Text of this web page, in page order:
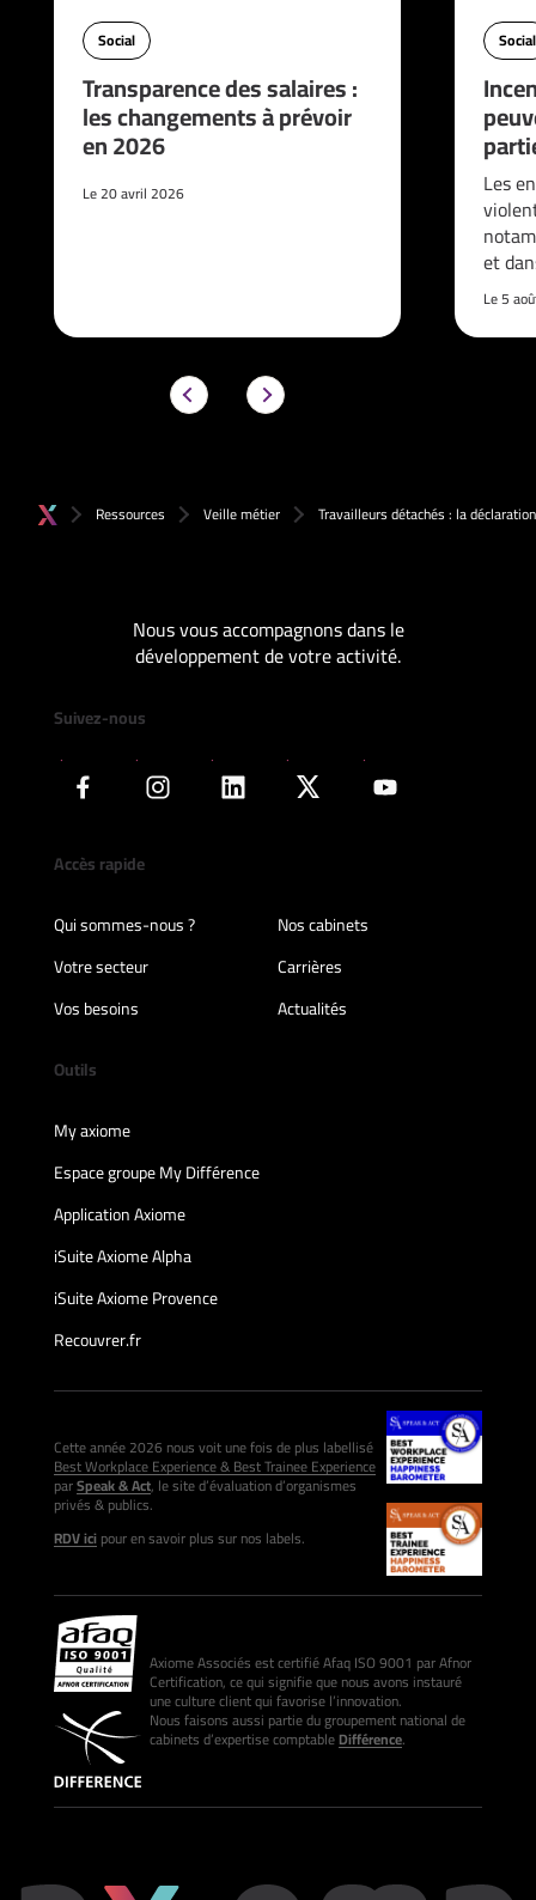
Social
Transparence des salaires :
les changements à prévoir
en 2026
Le 20 avril 2026
Social
Les
et
Le 5
Ressources Veille métier Travailleurs détachés : la
Nous vous accompagnons dans le
développement de votre activité.
Suivez-nous
Accès rapide
Qui sommes-nous ?
Nos cabinets
Votre secteur
Carrières
Vos besoins
Actualités
Outils
My axiome
Espace groupe My Différence
Application Axiome
iSuite Axiome Alpha
iSuite Axiome Provence
Recouvrer.fr
Cette année 2026 nous voit une fois de plus labellisé
Best Workplace Experience & Best Trainee Experience
parSpeak & Act, le site d’évaluation d’organismes
privés & publics.
RDV icipour en savoir plus sur nos labels.
Axiome Associés est certifié Afaq ISO 9001 par Afnor
Certification, ce qui signifie que nous avons instauré
une culture client qui favorise l’innovation.
Nous faisons aussi partie du groupement national de
cabinets d’expertise comptableDifférence.